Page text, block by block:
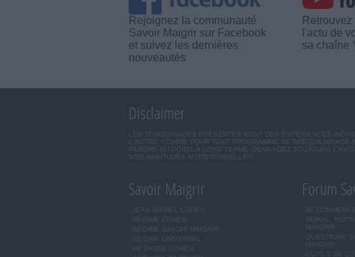
Rejoignez la communauté
Savoir Maigrir sur Facebook
et suivez les dernières
nouveautés
l'actu de
sa chaîne
Disclaimer
LES TÉMOIGNAGES PRÉSENTÉS SONT DES EXPÉRIENCES
L'AUTRE. COMME POUR TOUT PROGRAMME DE
PERDRE DU POIDS À LONG TERME. DEMANDEZ TOUJOURS
VOS HABITUDES NUTRITIONNELLES.
Savoir Maigrir
JEAN-MICHEL COHEN
RÉGIME COHEN
RÉGIME SAVOIR MAIGRIR
RÉGIME UNIVERSEL
MÉTHODE COHEN
Forum
JE
MORAL,
MAIGRIR
QUESTIONS
MAIGRIR
OUTILS DE